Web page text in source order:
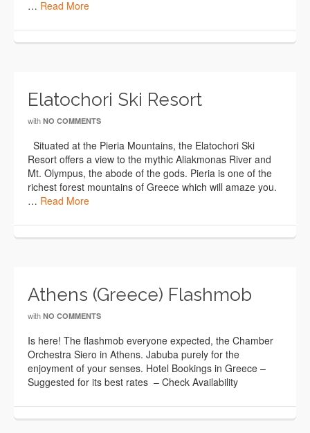
… Read More
Elatochori Ski Resort
with NO COMMENTS
Situated at the Pieria Mountains, the Elatochori Ski
Resort offers a view to the mythic Aliakmonas River and
Mt. Olympus, the abode of the gods. Pieria is one of the
richest forest mountains of Greece which will amaze you.
… Read More
Athens (Greece) Flashmob
with NO COMMENTS
Is here! The flashmob everyone expected, the Chamber
Orchestra Siero in Athens. Jabuba purely for the
enjoyment of your senses. Hotel Bookings in Greece –
Suggested for its best rates – Check Availability